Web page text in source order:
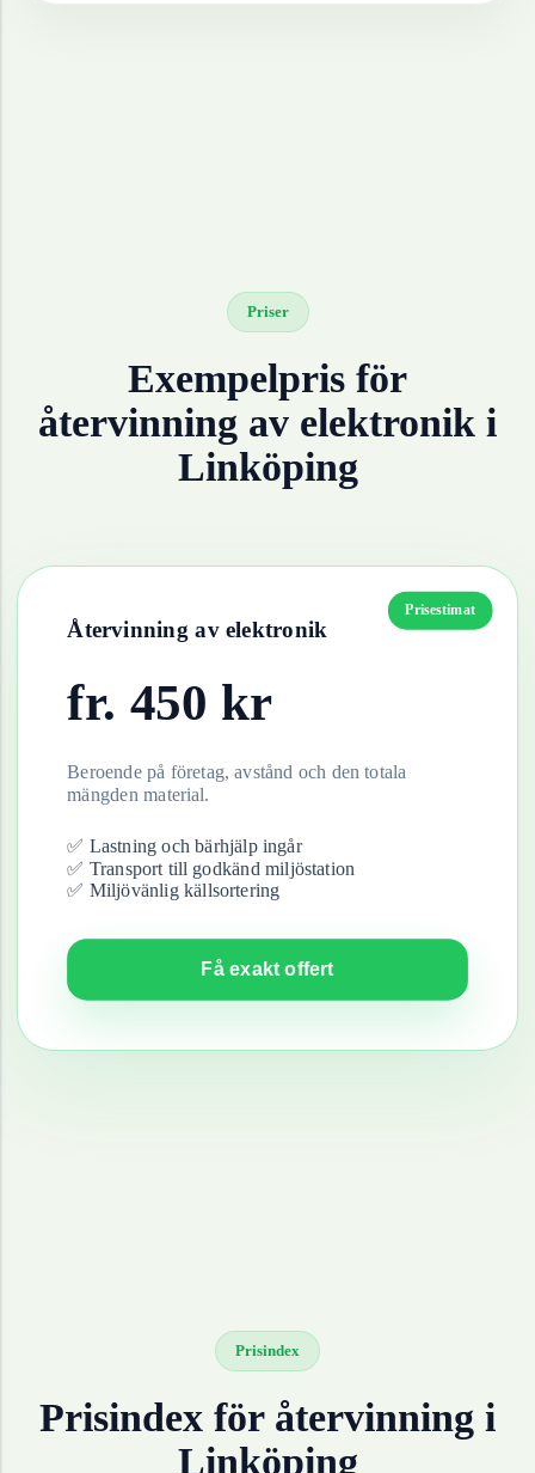
Priser
Exempelpris för
återvinning av elektronik i
Linköping
Prisestimat
Återvinning av elektronik
fr. 450 kr
Beroende på företag, avstånd och den totala
mängden material.
✅ Lastning och bärhjälp ingår
✅ Transport till godkänd miljöstation
✅ Miljövänlig källsortering
Få exakt offert
Prisindex
Prisindex för återvinning i
Linköping